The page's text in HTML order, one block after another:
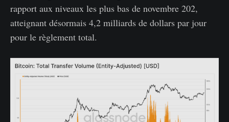
rapport aux niveaux les plus bas de novembre 202,
atteignant désormais 4,2 milliards de dollars par jour
pour le règlement total.